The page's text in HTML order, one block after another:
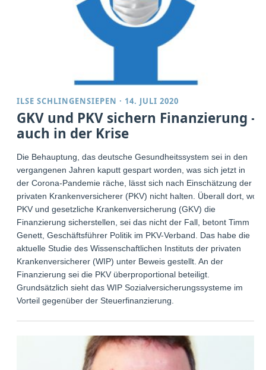
ILSE SCHLINGENSIEPEN · 14. JULI 2020
GKV und PKV sichern Finanzierung –
auch in der Krise
Die Behauptung, das deutsche Gesundheitssystem sei in den
vergangenen Jahren kaputt gespart worden, was sich jetzt in
der Corona-Pandemie räche, lässt sich nach Einschätzung der
privaten Krankenversicherer (PKV) nicht halten. Überall dort, wo
PKV und gesetzliche Krankenversicherung (GKV) die
Finanzierung sicherstellen, sei das nicht der Fall, betont Timm
Genett, Geschäftsführer Politik im PKV-Verband. Das habe die
aktuelle Studie des Wissenschaftlichen Instituts der privaten
Krankenversicherer (WIP) unter Beweis gestellt. An der
Finanzierung sei die PKV überproportional beteiligt.
Grundsätzlich sieht das WIP Sozialversicherungssysteme im
Vorteil gegenüber der Steuerfinanzierung.